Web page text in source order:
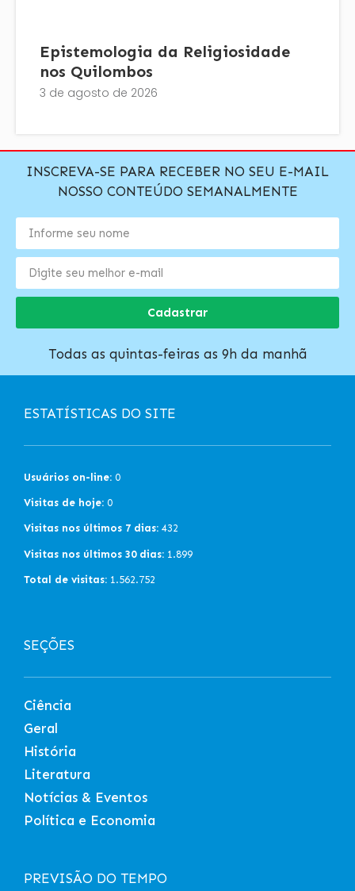
Epistemologia da Religiosidade
nos Quilombos
3 de agosto de 2026
INSCREVA-SE PARA RECEBER NO SEU E-MAIL
NOSSO CONTEÚDO SEMANALMENTE
Cadastrar
Todas as quintas-feiras as 9h da manhã
ESTATÍSTICAS DO SITE
Usuários on-line: 0
Visitas de hoje: 0
Visitas nos últimos 7 dias: 432
Visitas nos últimos 30 dias: 1.899
Total de visitas: 1.562.752
SEÇÕES
Ciência
Geral
História
Literatura
Notícias & Eventos
Política e Economia
PREVISÃO DO TEMPO